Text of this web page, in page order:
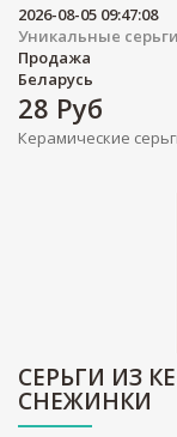
2026-08-05 09:47:08
Уникальные
Продажа
Беларусь
28 Руб
Керамические
СЕРЬГИ ИЗ
СНЕЖИНКИ